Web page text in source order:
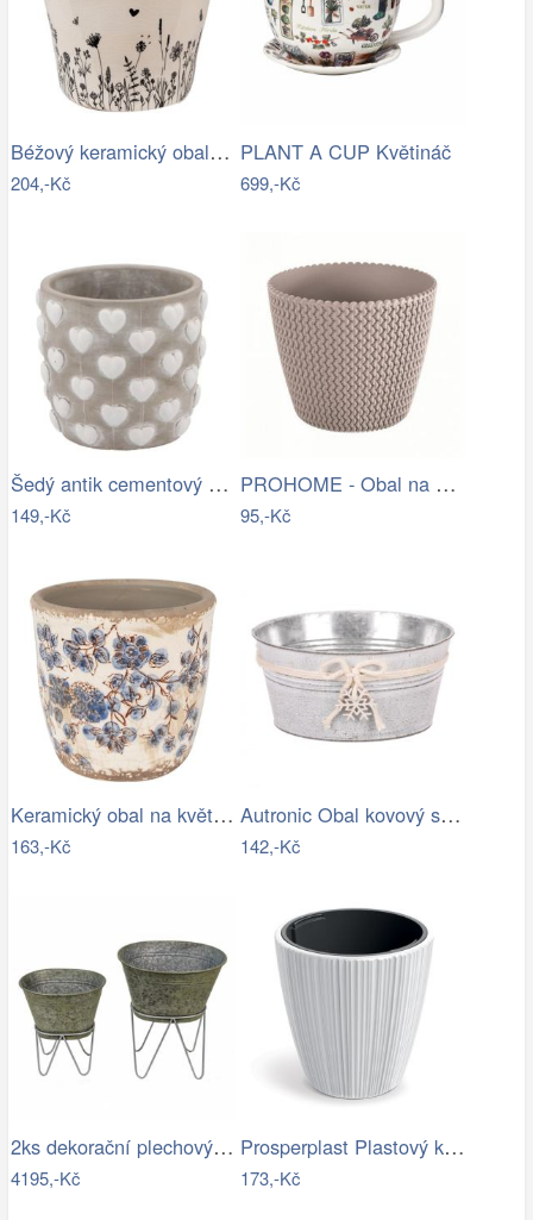
Béžový keramický obal na květináč s…
204,-Kč
PLANT A CUP Květináč
699,-Kč
Šedý antik cementový obal na květináč…
149,-Kč
PROHOME - Obal na květináč SPLOFY 16cm…
95,-Kč
Keramický obal na květináč s modrými…
163,-Kč
Autronic Obal kovový s dřevěnou vločkou…
142,-Kč
2ks dekorační plechový antik obal na…
4195,-Kč
Prosperplast Plastový květináč OROS…
173,-Kč